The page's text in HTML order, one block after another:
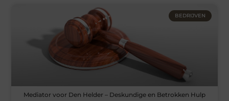
BEDRIJVEN
Mediator voor Den Helder – Deskundige en Betrokken Hulp